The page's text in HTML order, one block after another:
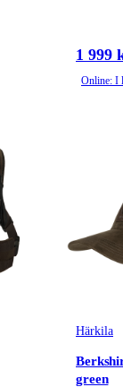
1 999
Online: I
Härkila
green